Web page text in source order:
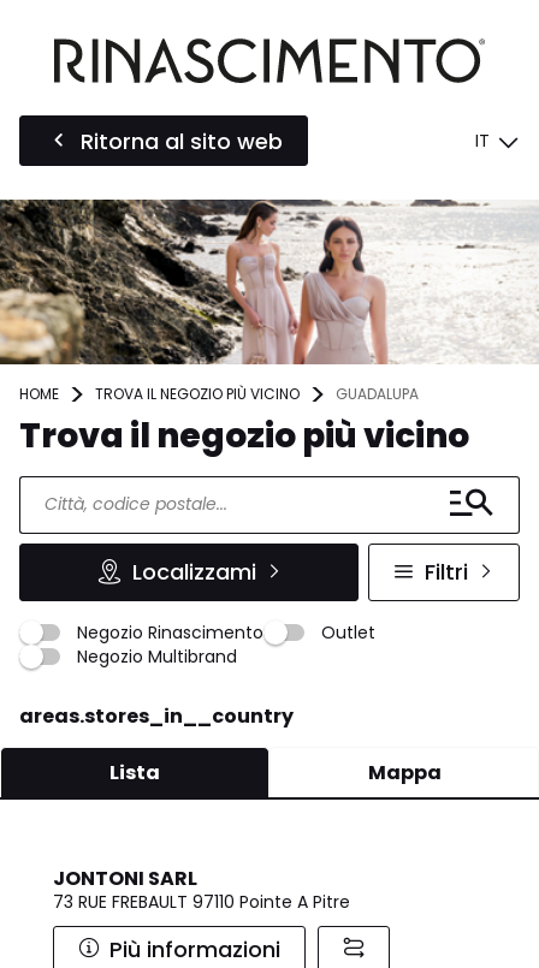
Ritorna al sito web IT
HOME TROVA IL NEGOZIO PIÙ VICINO GUADALUPA
Trova il negozio più vicino
Localizzami Filtri
Negozio Rinascimento
Outlet
Negozio Multibrand
areas.stores_in__country
Lista Mappa
JONTONI SARL
73 RUE FREBAULT 97110 Pointe A Pitre
Più informazioni